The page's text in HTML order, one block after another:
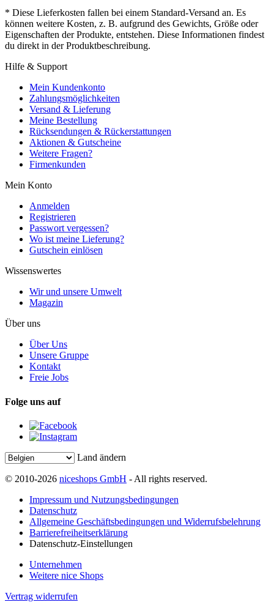
* Diese Lieferkosten fallen bei einem Standard-Versand an. Es
können weitere Kosten, z. B. aufgrund des Gewichts, Größe oder
Eigenschaften der Produkte, entstehen. Diese Informationen findest
du direkt in der Produktbeschreibung.
Hilfe & Support
Mein Kundenkonto
Zahlungsmöglichkeiten
Versand & Lieferung
Meine Bestellung
Rücksendungen & Rückerstattungen
Aktionen & Gutscheine
Weitere Fragen?
Firmenkunden
Mein Konto
Anmelden
Registrieren
Passwort vergessen?
Wo ist meine Lieferung?
Gutschein einlösen
Wissenswertes
Wir und unsere Umwelt
Magazin
Über uns
Über Uns
Unsere Gruppe
Kontakt
Freie Jobs
Folge uns auf
Land ändern
© 2010-2026 niceshops GmbH - All rights reserved.
Impressum und Nutzungsbedingungen
Datenschutz
Allgemeine Geschäftsbedingungen und Widerrufsbelehrung
Barrierefreiheitserklärung
Datenschutz-Einstellungen
Unternehmen
Weitere nice Shops
Vertrag widerrufen